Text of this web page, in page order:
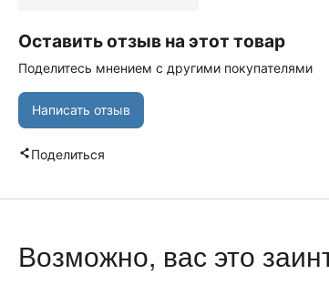
Оставить отзыв на этот товар
Поделитесь мнением с другими покупателями
Написать отзыв
Поделиться
Возможно, вас это